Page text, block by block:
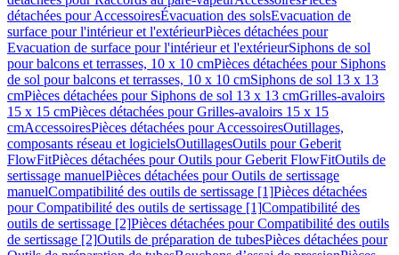
détachées pour AccessoiresÉvacuation des solsEvacuation de
surface pour l'intérieur et l'extérieurPièces détachées pour
Evacuation de surface pour l'intérieur et l'extérieurSiphons de sol
pour balcons et terrasses, 10 x 10 cmPièces détachées pour Siphons
de sol pour balcons et terrasses, 10 x 10 cmSiphons de sol 13 x 13
cmPièces détachées pour Siphons de sol 13 x 13 cmGrilles-avaloirs
15 x 15 cmPièces détachées pour Grilles-avaloirs 15 x 15
cmAccessoiresPièces détachées pour AccessoiresOutillages,
composants réseau et logicielsOutillagesOutils pour Geberit
FlowFitPièces détachées pour Outils pour Geberit FlowFitOutils de
sertissage manuelPièces détachées pour Outils de sertissage
manuelCompatibilité des outils de sertissage [1]Pièces détachées
pour Compatibilité des outils de sertissage [1]Compatibilité des
outils de sertissage [2]Pièces détachées pour Compatibilité des outils
de sertissage [2]Outils de préparation de tubesPièces détachées pour